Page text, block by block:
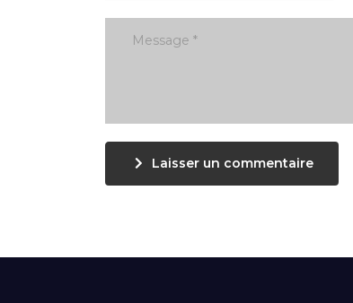
Laisser un commentaire